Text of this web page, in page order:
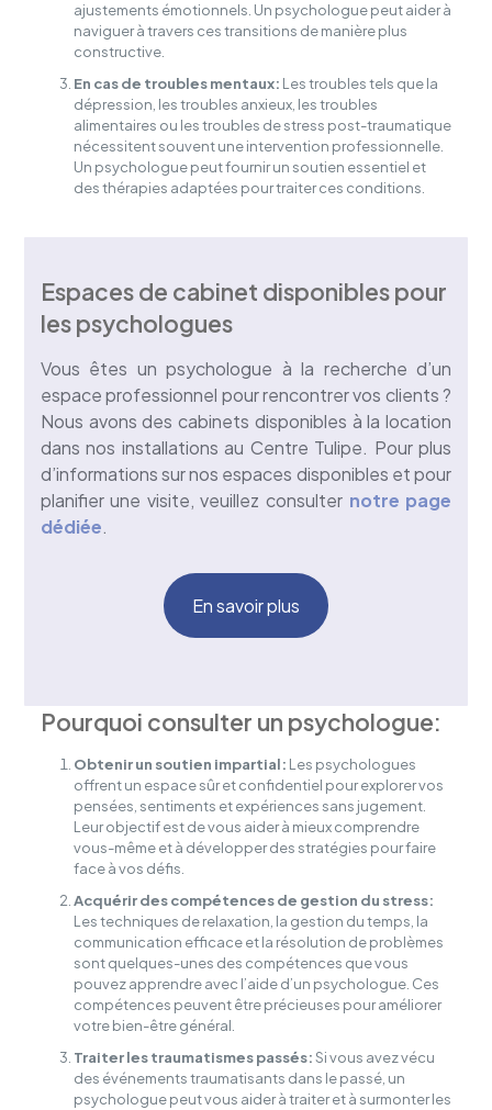
ajustements émotionnels. Un psychologue peut aider à
naviguer à travers ces transitions de manière plus
constructive.
En cas de troubles mentaux: Les troubles tels que la
dépression, les troubles anxieux, les troubles
alimentaires ou les troubles de stress post-traumatique
nécessitent souvent une intervention professionnelle.
Un psychologue peut fournir un soutien essentiel et
des thérapies adaptées pour traiter ces conditions.
Espaces de cabinet disponibles pour
les psychologues
Vous êtes un psychologue à la recherche d’un
espace professionnel pour rencontrer vos clients ?
Nous avons des cabinets disponibles à la location
dans nos installations au Centre Tulipe. Pour plus
d’informations sur nos espaces disponibles et pour
planifier une visite, veuillez consulter notre page
dédiée.
En savoir plus
Pourquoi consulter un psychologue:
Obtenir un soutien impartial: Les psychologues
offrent un espace sûr et confidentiel pour explorer vos
pensées, sentiments et expériences sans jugement.
Leur objectif est de vous aider à mieux comprendre
vous-même et à développer des stratégies pour faire
face à vos défis.
Acquérir des compétences de gestion du stress:
Les techniques de relaxation, la gestion du temps, la
communication efficace et la résolution de problèmes
sont quelques-unes des compétences que vous
pouvez apprendre avec l’aide d’un psychologue. Ces
compétences peuvent être précieuses pour améliorer
votre bien-être général.
Traiter les traumatismes passés:Si vous avez vécu
des événements traumatisants dans le passé, un
psychologue peut vous aider à traiter et à surmonter les